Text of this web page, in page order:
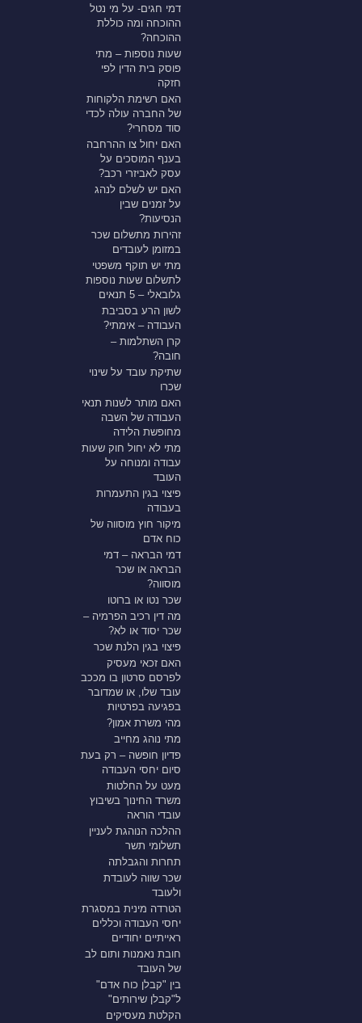
דמי חגים- על מי נטל
ההוכחה ומה כוללת
ההוכחה?
שעות נוספות – מתי
פוסק בית הדין לפי
חזקה
האם רשימת הלקוחות
של החברה עולה לכדי
סוד מסחרי?
האם יחול צו ההרחבה
בענף המוסכים על
עסק לאביזרי רכב?
האם יש לשלם לנהג
על זמנים שבין
הנסיעות?
זהירות מתשלום שכר
במזומן לעובדים
מתי יש תוקף משפטי
לתשלום שעות נוספות
גלובאלי – 5 תנאים
לשון הרע בסביבת
העבודה – אימתי?
קרן השתלמות –
חובה?
שתיקת עובד על שינוי
שכרו
האם מותר לשנות תנאי
העבודה של השבה
מחופשת הלידה
מתי לא יחול חוק שעות
עבודה ומנוחה על
העובד
פיצוי בגין התעמרות
בעבודה
מיקור חוץ מוסווה של
כוח אדם
דמי הבראה – דמי
הבראה או שכר
מוסווה?
שכר נטו או ברוטו
מה דין רכיב הפרמיה –
שכר יסוד או לא?
פיצוי בגין הלנת שכר
האם זכאי מעסיק
לפרסם סרטון בו מככב
עובד שלו, או שמדובר
בפגיעה בפרטיות
מהי משרת אמון?
מתי נוהג מחייב
פדיון חופשה – רק בעת
סיום יחסי העבודה
מעט על החלטות
משרד החינוך בשיבוץ
עובדי הוראה
ההלכה הנוהגת לעניין
תשלומי תשר
תחרות והגבלתה
שכר שווה לעובדת
ולעובד
הטרדה מינית במסגרת
יחסי העבודה וכללים
ראייתיים יחודיים
חובת נאמנות ותום לב
של העובד
בין "קבלן כוח אדם"
ל"קבלן שירותים"
הקלטת מעסיקים